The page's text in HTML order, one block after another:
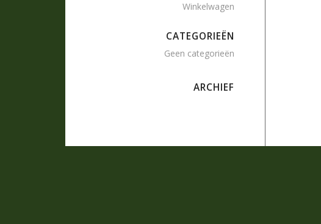
Winkelwagen
CATEGORIEËN
Geen categorieën
ARCHIEF